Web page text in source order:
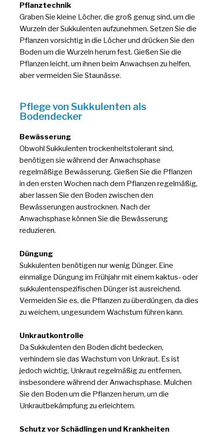
Pflanztechnik
Graben Sie kleine Löcher, die groß genug sind, um die
Wurzeln der Sukkulenten aufzunehmen. Setzen Sie die
Pflanzen vorsichtig in die Löcher und drücken Sie den
Boden um die Wurzeln herum fest. Gießen Sie die
Pflanzen leicht, um ihnen beim Anwachsen zu helfen,
aber vermeiden Sie Staunässe.
Pflege von Sukkulenten als
Bodendecker
Bewässerung
Obwohl Sukkulenten trockenheitstolerant sind,
benötigen sie während der Anwachsphase
regelmäßige Bewässerung. Gießen Sie die Pflanzen
in den ersten Wochen nach dem Pflanzen regelmäßig,
aber lassen Sie den Boden zwischen den
Bewässerungen austrocknen. Nach der
Anwachsphase können Sie die Bewässerung
reduzieren.
Düngung
Sukkulenten benötigen nur wenig Dünger. Eine
einmalige Düngung im Frühjahr mit einem kaktus- oder
sukkulentenspezifischen Dünger ist ausreichend.
Vermeiden Sie es, die Pflanzen zu überdüngen, da dies
zu weichem, ungesundem Wachstum führen kann.
Unkrautkontrolle
Da Sukkulenten den Boden dicht bedecken,
verhindern sie das Wachstum von Unkraut. Es ist
jedoch wichtig, Unkraut regelmäßig zu entfernen,
insbesondere während der Anwachsphase. Mulchen
Sie den Boden um die Pflanzen herum, um die
Unkrautbekämpfung zu erleichtern.
Schutz vor Schädlingen und Krankheiten